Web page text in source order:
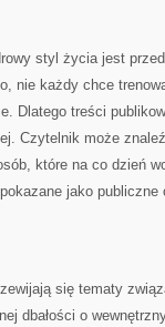
styl życia jest
nie każdy chce
Dlatego treści
Czytelnik może
które na co dzień
jako
się tematy
dbałości o